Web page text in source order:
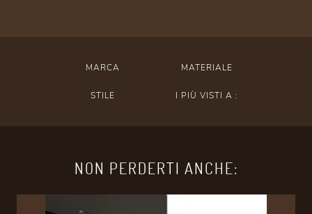
MARCA MATERIALE
STILE I PIÙ VISTI A :
NON PERDERTI ANCHE: